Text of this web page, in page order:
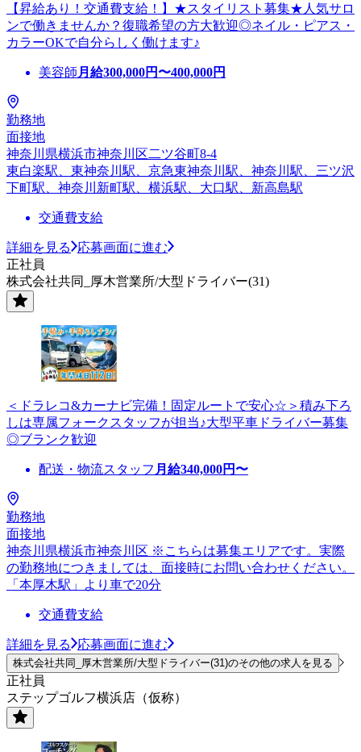
【昇給あり！交通費支給！】★スタイリスト募集★人気サロ
ンで働きませんか？復職希望の方大歓迎◎ネイル・ピアス・
カラーOKで自分らしく働けます♪
美容師 月給300,000円〜400,000円
勤務地
面接地
神奈川県横浜市神奈川区二ツ谷町8-4
東白楽駅、東神奈川駅、京急東神奈川駅、神奈川駅、三ツ沢
下町駅、神奈川新町駅、横浜駅、大口駅、新高島駅
交通費支給
詳細を見る
応募画面に進む
正社員
株式会社共同_厚木営業所/大型ドライバー(31)
＜ドラレコ&カーナビ完備！固定ルートで安心☆＞積み下ろ
しは専属フォークスタッフが担当♪大型平車ドライバー募集
◎ブランク歓迎
配送・物流スタッフ 月給340,000円〜
勤務地
面接地
神奈川県横浜市神奈川区 ※こちらは募集エリアです。実際
の勤務地につきましては、面接時にお問い合わせください。
「本厚木駅」より車で20分
交通費支給
詳細を見る 応募画面に進む
株式会社共同_厚木営業所/大型ドライバー(31)のその他の求人を見る
正社員
ステップゴルフ横浜店（仮称）